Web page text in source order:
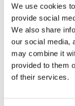
We use cookies
provide social
We also share
our social media,
may combine it
provided to them
of their services.
Sehen Sie
Buckingham
Ab
59,00 £